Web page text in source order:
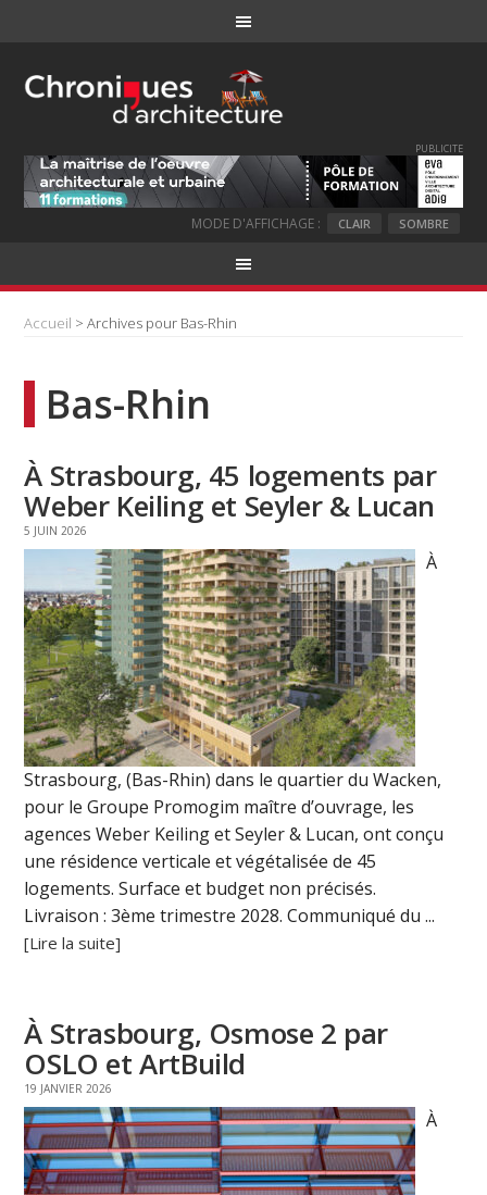
PUBLICITE
MODE D'AFFICHAGE : CLAIR SOMBRE
Accueil > Archives pour Bas-Rhin
Bas-Rhin
À Strasbourg, 45 logements par
Weber Keiling et Seyler & Lucan
5 JUIN 2026
À
Strasbourg, (Bas-Rhin) dans le quartier du Wacken,
pour le Groupe Promogim maître d’ouvrage, les
agences Weber Keiling et Seyler & Lucan, ont conçu
une résidence verticale et végétalisée de 45
logements. Surface et budget non précisés.
Livraison : 3ème trimestre 2028. Communiqué du ...
[Lire la suite]
À Strasbourg, Osmose 2 par
OSLO et ArtBuild
19 JANVIER 2026
À